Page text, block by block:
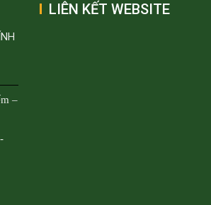
–
LIÊN KẾT WEBSITE